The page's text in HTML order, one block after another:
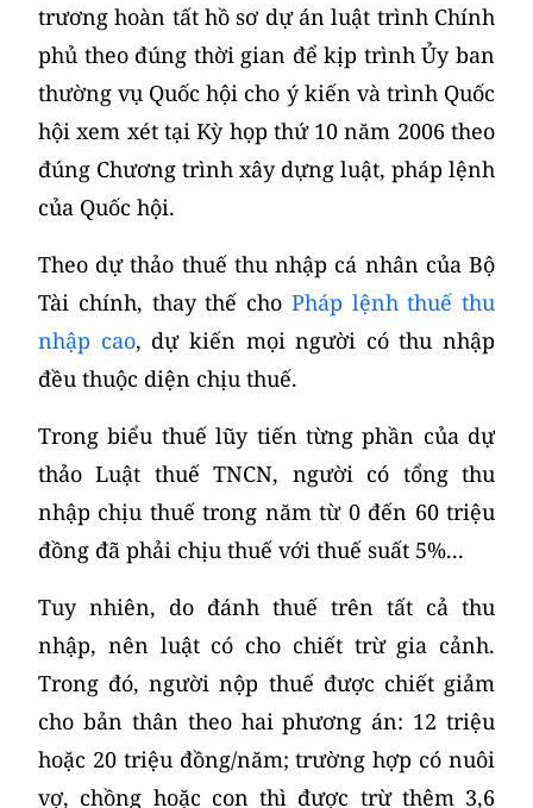
trương hoàn tất hồ sơ dự án luật trình Chính
phủ theo đúng thời gian để kịp trình Ủy ban
thường vụ Quốc hội cho ý kiến và trình Quốc
hội xem xét tại Kỳ họp thứ 10 năm 2006 theo
đúng Chương trình xây dựng luật, pháp lệnh
của Quốc hội.
Theo dự thảo thuế thu nhập cá nhân của Bộ
Tài chính, thay thế cho Pháp lệnh thuế thu
nhập cao, dự kiến mọi người có thu nhập
đều thuộc diện chịu thuế.
Trong biểu thuế lũy tiến từng phần của dự
thảo Luật thuế TNCN, người có tổng thu
nhập chịu thuế trong năm từ 0 đến 60 triệu
đồng đã phải chịu thuế với thuế suất 5%...
Tuy nhiên, do đánh thuế trên tất cả thu
nhập, nên luật có cho chiết trừ gia cảnh.
Trong đó, người nộp thuế được chiết giảm
cho bản thân theo hai phương án: 12 triệu
hoặc 20 triệu đồng/năm; trường hợp có nuôi
vợ, chồng hoặc con thì được trừ thêm 3,6